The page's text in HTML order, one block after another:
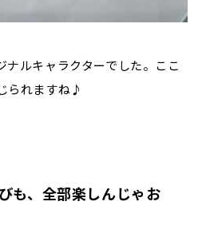
ナルキャラクターでした。ここ
られますね♪
も、全部楽しんじゃお